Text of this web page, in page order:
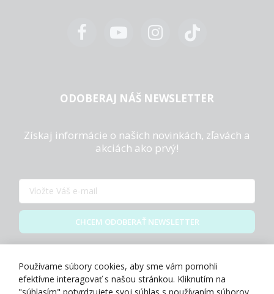
ODOBERAJ NÁŠ NEWSLETTER
Získaj informácie o našich novinkách, zľavách a
akciách ako prvý!
CHCEM ODOBERAŤ NEWSLETTER
Používame súbory cookies, aby sme vám pomohli
efektívne interagovať s našou stránkou. Kliknutím na